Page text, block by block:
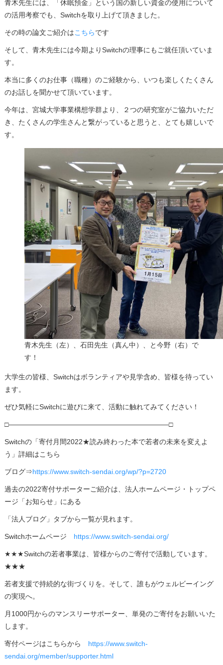
青木先生には、「休眠預金」という国の新しい資金の使用について
の活用考察でも、Switchを取り上げて頂きました。
その時の論文ご紹介はこちらです
そして、青木先生には今期よりSwitchの理事にもご就任頂いていま
す。
本当に多くのお仕事（職種）のご経験から、いつも楽しくたくさん
のお話しを聞かせて頂いています。
今年は、宮城大学事業構想学群より、２つの研究室がご協力いただ
き、たくさんの学生さんと繋がっていると思うと、とても嬉しいで
す。
青木先生（左）、石田先生（真ん中）、と今野（右）で
す！
大学生の皆様、Switchはボランティアや見学含め、皆様を待ってい
ます。
ぜひ気軽にSwitchに遊びに来て、活動に触れてみてください！
□———————————————————————□
Switchの「寄付月間2022★読み終わった本で若者の未来を変えよ
う」詳細はこちら
ブログ⇒https://www.switch-sendai.org/wp/?p=2720
過去の2022寄付サポーターご紹介は、法人ホームページ・トップペ
ージ「お知らせ」にある
「法人ブログ」タブから一覧が見れます。
Switchホームページ https://www.switch-sendai.org/
★★★Switchの若者事業は、皆様からのご寄付で活動しています。
★★★
若者支援で持続的な街づくりを。そして、誰もがウェルビーイング
の実現へ。
月1000円からのマンスリーサポーター、単発のご寄付をお願いいた
します。
寄付ページはこちらから https://www.switch-
sendai.org/member/supporter.html